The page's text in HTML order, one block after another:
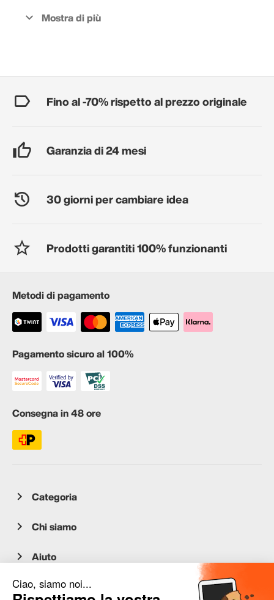
Fino al -70% rispetto al prezzo originale
Garanzia di 24 mesi
30 giorni per cambiare idea
Prodotti garantiti 100% funzionanti
Metodi di pagamento
Pagamento sicuro al 100%
Consegna in 48 ore
Categoria
Chi siamo
Aiuto
Servizio clienti